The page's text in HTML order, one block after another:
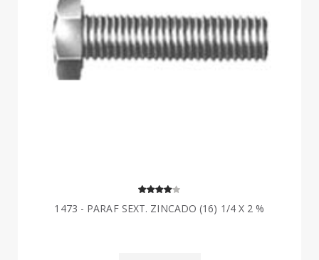
1473 - PARAF SEXT. ZINCADO (16) 1/4 X 2 %